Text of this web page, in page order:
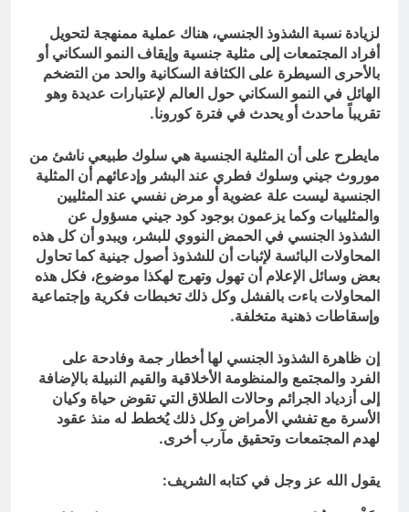
لزيادة نسبة الشذوذ الجنسي، هناك عملية ممنهجة لتحويل
أفراد المجتمعات إلى مثلية جنسية وإيقاف النمو السكاني أو
بالأحرى السيطرة على الكثافة السكانية والحد من التضخم
الهائل في النمو السكاني حول العالم لإعتبارات عديدة وهو
تقريباً ماحدث أو يحدث في فترة كورونا.
مايطرح على أن المثلية الجنسية هي سلوك طبيعي ناشئ من
موروث جيني وسلوك فطري عند البشر وإدعائهم أن المثلية
الجنسية ليست علة عضوية أو مرض نفسي عند المثليين
والمثلييات وكما يزعمون بوجود كود جيني مسؤول عن
الشذوذ الجنسي في الحمض النووي للبشر، ويبدو أن كل هذه
المحاولات البائسة لإثبات أن للشذوذ أصول جينية كما تحاول
بعض وسائل الإعلام أن تهول وتهرج لهكذا موضوع، فكل هذه
المحاولات باءت بالفشل وكل ذلك تخبطات فكرية وإجتماعية
وإسقاطات ذهنية متخلفة.
إن ظاهرة الشذوذ الجنسي لها أخطار جمة وفادحة على
الفرد والمجتمع والمنظومة الأخلاقية والقيم النبيلة بالإضافة
إلى أزدياد الجرائم وحالات الطلاق التي تقوض حياة وكيان
الأسرة مع تفشي الأمراض وكل ذلك يُخطط له منذ عقود
لهدم المجتمعات وتحقيق مآرب أخرى.
يقول الله عز وجل في كتابه الشريف: